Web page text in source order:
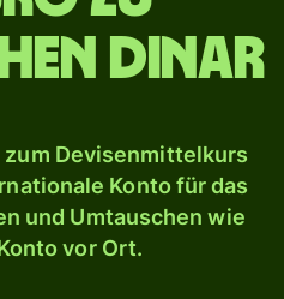
Dinar
zum Devisenmittelkurs
Konto für das
und Umtauschen wie
vor Ort.